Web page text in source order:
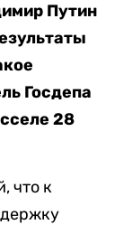
Путин
Госдепа
28
что к